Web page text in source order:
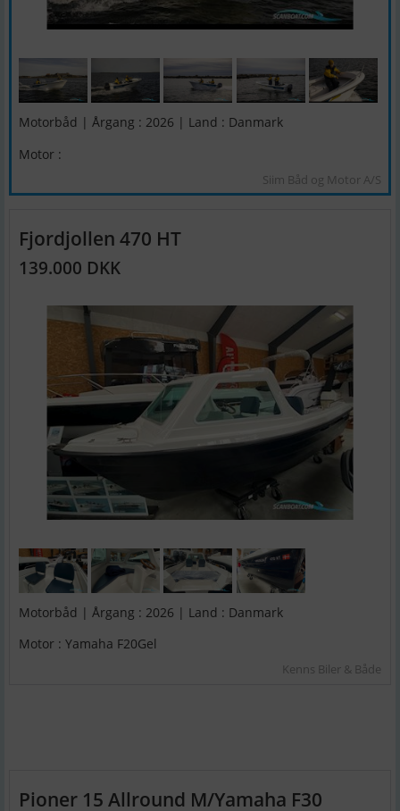
Motorbåd | Årgang : 2026 | Land : Danmark
Motor :
Siim Båd og Motor A/S
Fjordjollen 470 HT
139.000 DKK
Motorbåd | Årgang : 2026 | Land : Danmark
Motor : Yamaha F20Gel
Kenns Biler & Både
Pioner 15 Allround M/Yamaha F30